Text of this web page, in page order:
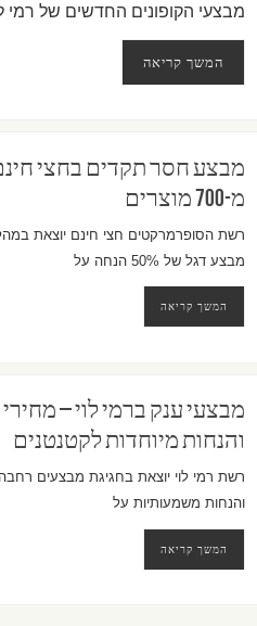
מבצעי הקופונים החדשים של רמי
המשך קריאה
מ-700 מוצרים
רשת הסופרמרקטים חצי חינם יוצאת
מבצע דגל של 50% הנחה על
המשך קריאה
מבצעי ענק ברמי לוי –
והנחות מיוחדות לקטנטנים
רשת רמי לוי יוצאת בחגיגת מבצעים
והנחות משמעותיות על
המשך קריאה